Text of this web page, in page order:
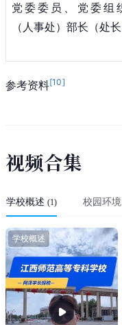
视频合
学校概述 (1 ) 校园环境
学校概述